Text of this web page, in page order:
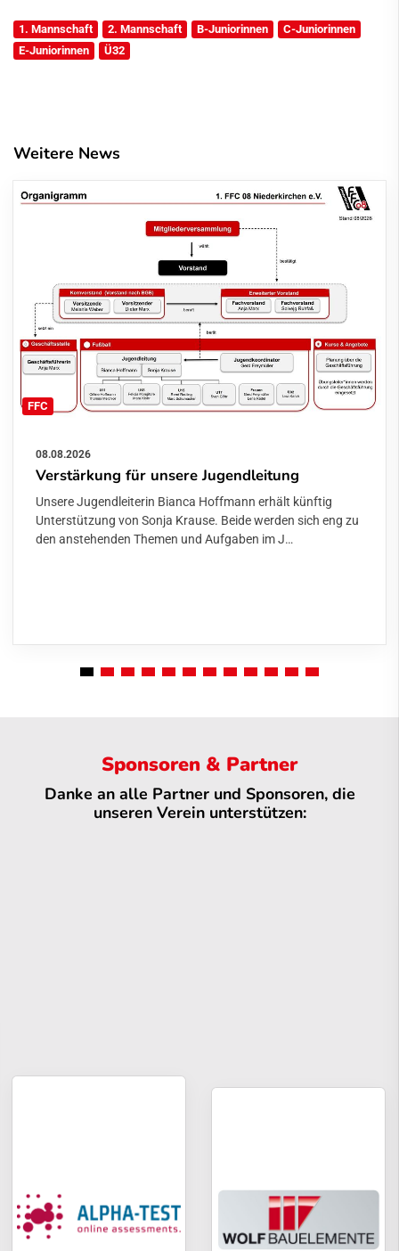
1. Mannschaft 2. Mannschaft B-Juniorinnen
C-Juniorinnen
E-Juniorinnen
Ü32
Weitere News
FFC
08.08.2026
Verstärkung für unsere Jugendleitung
Unsere Jugendleiterin Bianca Hoffmann erhält künftig
Unterstützung von Sonja Krause. Beide werden sich eng zu
den anstehenden Themen und Aufgaben im J…
Sponsoren & Partner
Danke an alle Partner und Sponsoren, die
unseren Verein unterstützen: